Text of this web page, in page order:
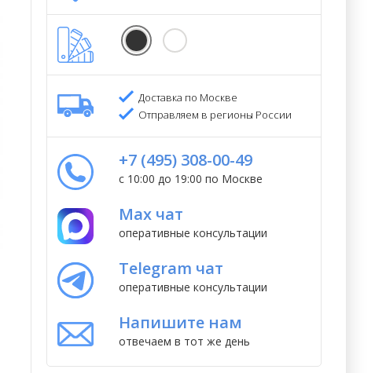
Доставка по Москве
Отправляем в регионы России
+7 (495) 308-00-49
с 10:00 до 19:00 по Москве
Max чат
оперативные консультации
Telegram чат
оперативные консультации
Напишите нам
отвечаем в тот же день